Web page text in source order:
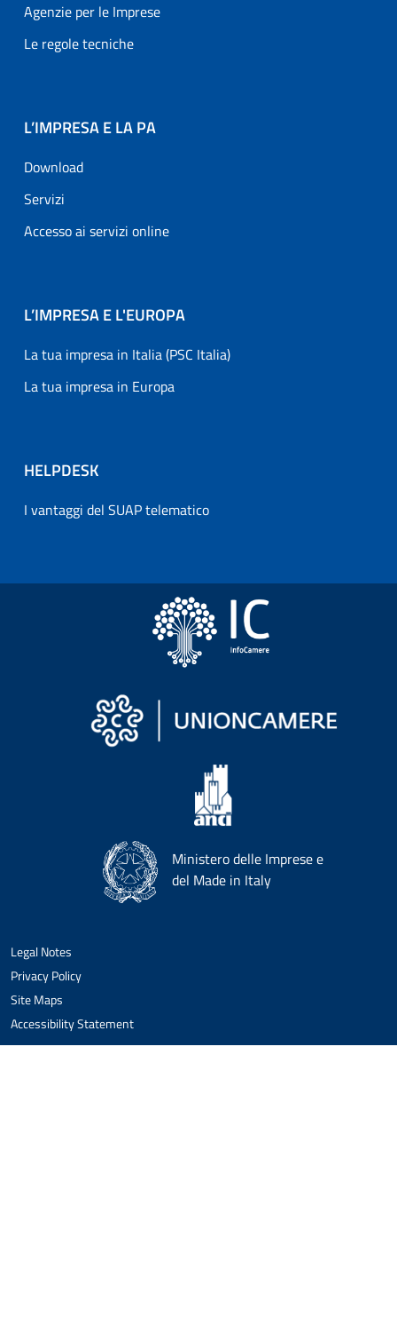
Agenzie per le Imprese
Le regole tecniche
L’IMPRESA E LA PA
Download
Servizi
Accesso ai servizi online
L’IMPRESA E L'EUROPA
La tua impresa in Italia (PSC Italia)
La tua impresa in Europa
HELPDESK
I vantaggi del SUAP telematico
Ministero delle Imprese e
del Made in Italy
Legal Notes
Privacy Policy
Site Maps
Accessibility Statement